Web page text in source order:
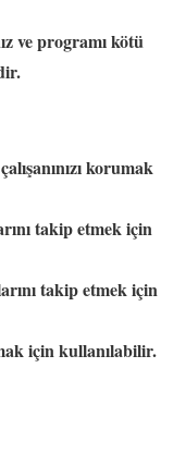
ve programı kötü
korumak
takip etmek için
takip etmek için
için kullanılabilir.